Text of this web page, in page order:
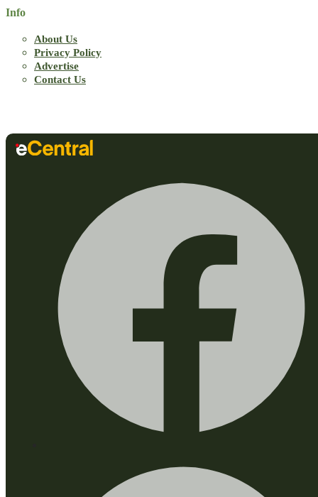
Info
About Us
Privacy Policy
Advertise
Contact Us